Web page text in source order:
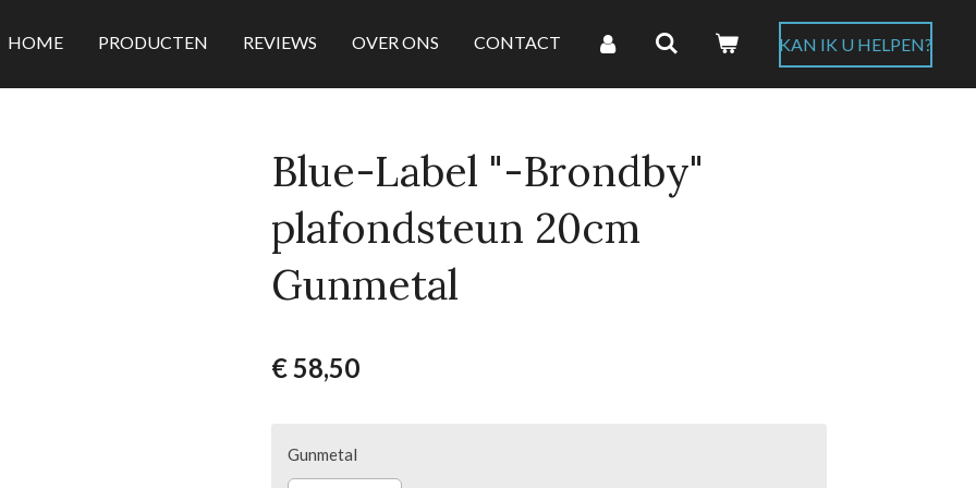
HOME PRODUCTEN REVIEWS OVER ONS CONTACT KAN IK U HELPEN?
Blue-Label "-Brondby"
plafondsteun 20cm
Gunmetal
€ 58,50
Gunmetal